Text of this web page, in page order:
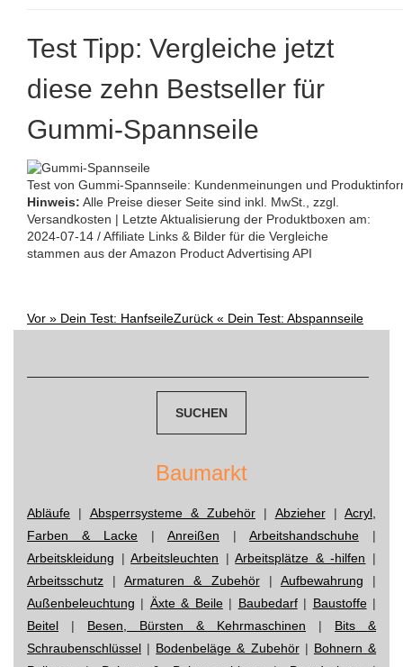
Test Tipp: Vergleiche jetzt
diese zehn Bestseller für
Gummi-Spannseile
Test von Gummi-Spannseile: Kundenmeinungen und
Hinweis: Alle Preise dieser Seite sind inkl. MwSt., zzgl.
Versandkosten | Letzte Aktualisierung der Produktboxen am:
2024-07-14 / Affiliate Links & Bilder für die Vergleiche
stammen aus der Amazon Product Advertising API
Post
Vor » Dein Test: HanfseileZurück « Dein Test: Abspannseile
Baumarkt
Abläufe | Absperrsysteme & Zubehör | Abzieher| Acryl,
Farben & Lacke | Anreißen | Arbeitshandschuhe |
Arbeitskleidung |Arbeitsleuchten |Arbeitsplätze & -hilfen |
Arbeitsschutz |Armaturen & Zubehör| Aufbewahrung |
Außenbeleuchtung | Äxte & Beile| Baubedarf| Baustoffe|
Beitel | Besen, Bürsten & Kehrmaschinen | Bits &
Schraubenschlüssel | Bodenbeläge & Zubehör| Bohnern &